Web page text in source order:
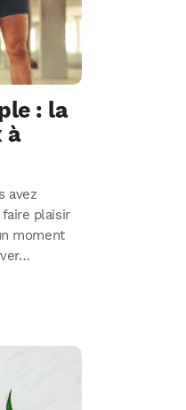
: la
à
avez
plaisir
moment